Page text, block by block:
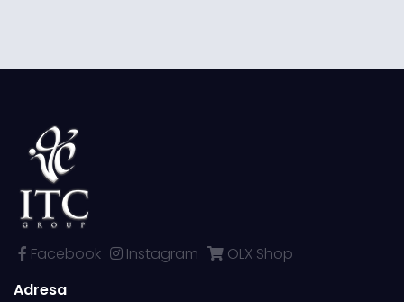
Facebook Instagram
OLX Shop
Adresa